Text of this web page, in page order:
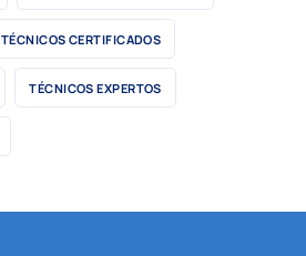
TÉCNICOS CERTIFICADOS
TÉCNICOS EXPERTOS